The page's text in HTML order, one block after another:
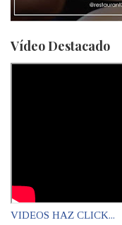
Vídeo Destacado
VIDEOS HAZ CLICK...